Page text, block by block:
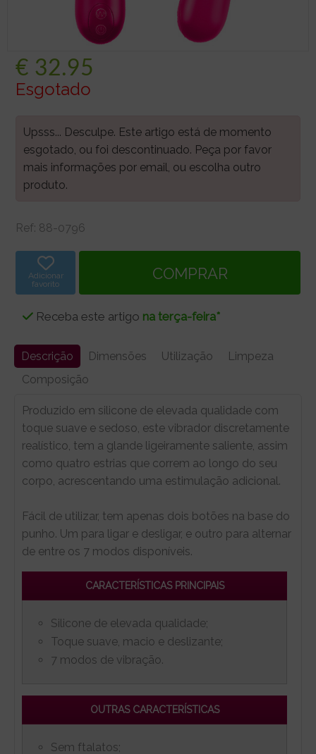
€ 32.95
Esgotado
Upsss... Desculpe. Este artigo está de momento
esgotado, ou foi descontinuado. Peça por favor
mais informações por email, ou escolha outro
produto.
Ref: 88-0796
Adicionar
favorito
Receba este artigo na terça-feira*
Descrição Dimensões Utilização
Limpeza
Composição
Produzido em silicone de elevada qualidade com
toque suave e sedoso, este vibrador discretamente
realístico, tem a glande ligeiramente saliente, assim
como quatro estrias que correm ao longo do seu
corpo, acrescentando uma estimulação adicional.
Fácil de utilizar, tem apenas dois botões na base do
punho. Um para ligar e desligar, e outro para alternar
de entre os 7 modos disponíveis.
CARACTERÍSTICAS PRINCIPAIS
Silicone de elevada qualidade;
Toque suave, macio e deslizante;
7 modos de vibração.
OUTRAS CARACTERÍSTICAS
Sem ftalatos;